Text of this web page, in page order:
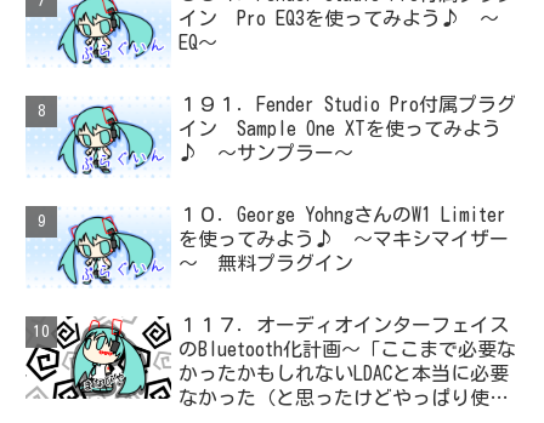
イン Pro EQ3を使ってみよう♪ ～
EQ～
１９１．Fender Studio Pro付属プラグ
イン Sample One XTを使ってみよう
♪ ～サンプラー～
１０．George YohngさんのW1 Limiter
を使ってみよう♪ ～マキシマイザー
～ 無料プラグイン
１１７．オーディオインターフェイス
のBluetooth化計画～「ここまで必要な
かったかもしれないLDACと本当に必要
なかった（と思ったけどやっぱり使っ